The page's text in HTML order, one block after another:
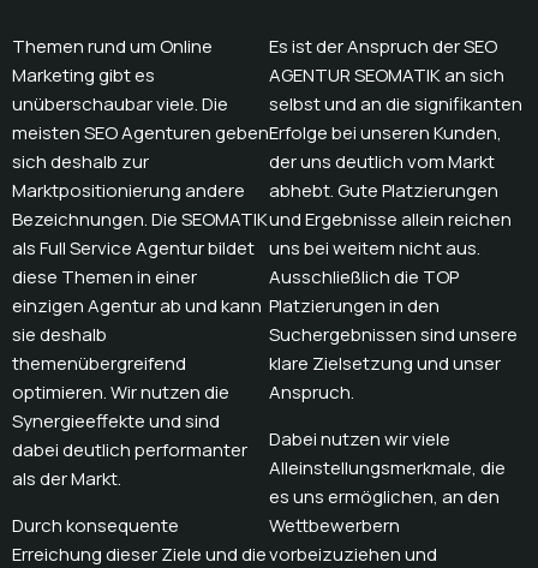
Themen rund um Online
Marketing gibt es
unüberschaubar viele. Die
meisten SEO Agenturen geben
sich deshalb zur
Marktpositionierung andere
Bezeichnungen. Die SEOMATIK
als Full Service Agentur bildet
diese Themen in einer
einzigen Agentur ab und kann
sie deshalb
themenübergreifend
optimieren. Wir nutzen die
Synergieeffekte und sind
dabei deutlich performanter
als der Markt.
Durch konsequente
Erreichung dieser Ziele und die
Es ist der Anspruch der SEO
AGENTUR SEOMATIK an sich
selbst und an die signifikanten
Erfolge bei unseren Kunden,
der uns deutlich vom Markt
abhebt. Gute Platzierungen
und Ergebnisse allein reichen
uns bei weitem nicht aus.
Ausschließlich die TOP
Platzierungen in den
Suchergebnissen sind unsere
klare Zielsetzung und unser
Anspruch.
Dabei nutzen wir viele
Alleinstellungsmerkmale, die
es uns ermöglichen, an den
Wettbewerbern
vorbeizuziehen und